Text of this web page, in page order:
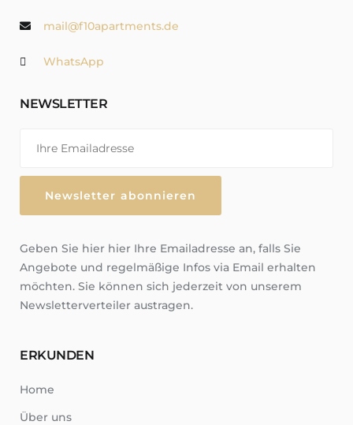
mail@f10apartments.de
WhatsApp
NEWSLETTER
Geben Sie hier hier Ihre Emailadresse an, falls Sie
Angebote und regelmäßige Infos via Email erhalten
möchten. Sie können sich jederzeit von unserem
Newsletterverteiler austragen.
ERKUNDEN
Home
Über uns